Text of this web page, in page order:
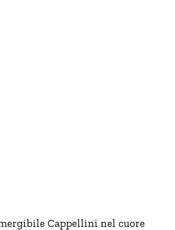
Cappellini nel cuore